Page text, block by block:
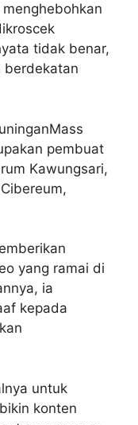
tidak benar,
berdekatan
pembuat
Kawungsari,
yang ramai di
ia
kepada
untuk
konten